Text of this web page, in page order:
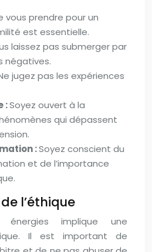
vous prendre pour un
est essentielle.
laissez pas submerger par
négatives.
jugez pas les expériences
:Soyez ouvert à la
qui dépassent
:Soyez conscient du
et de l’importance
l’éthique
énergies implique une
Il est important de